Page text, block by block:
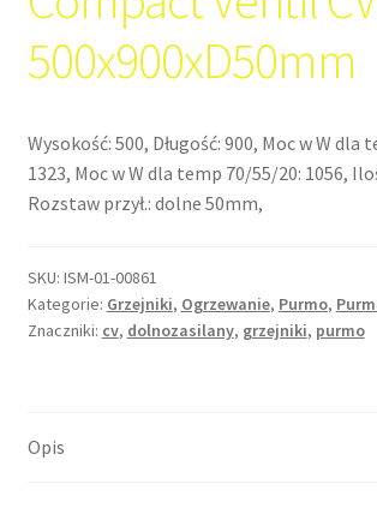
500x900xD50mm
Wysokość: 500, Długość: 900, Moc w W dla
1323, Moc w W dla temp 70/55/20: 1056,
Rozstaw przył.: dolne 50mm,
SKU: ISM-01-00861
Kategorie: Grzejniki, Ogrzewanie, Purmo,
Znaczniki: cv, dolnozasilany, grzejniki, purmo
Opis